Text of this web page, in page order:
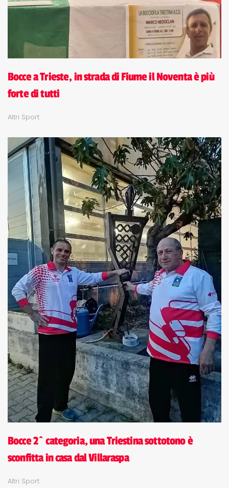
Bocce a Trieste, in strada di Fiume il Noventa è più
forte di tutti
Altri Sport
Bocce 2^ categoria, una Triestina sottotono è
sconfitta in casa dal Villaraspa
Altri Sport